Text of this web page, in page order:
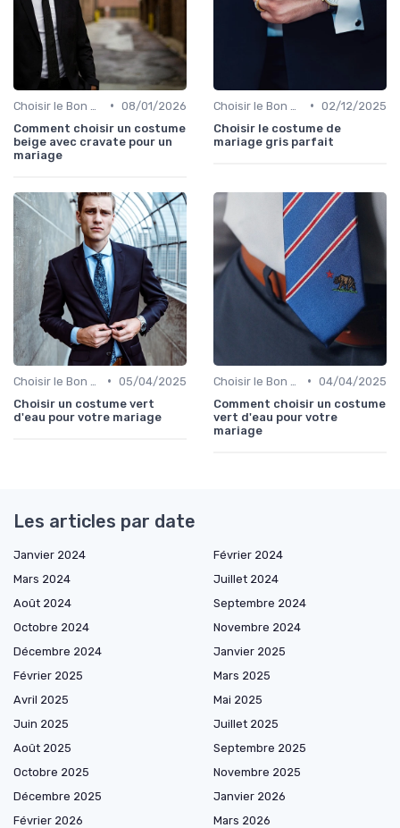
• 08/01/2026
Comment choisir un costume
beige avec cravate pour un
mariage
• 02/12/2025
Choisir le costume de
mariage gris parfait
• 05/04/2025
Choisir un costume vert
d'eau pour votre mariage
• 04/04/2025
Comment choisir un costume
vert d'eau pour votre
mariage
Les articles par date
Janvier 2024
Février 2024
Mars 2024
Juillet 2024
Août 2024
Septembre 2024
Octobre 2024
Novembre 2024
Décembre 2024
Janvier 2025
Février 2025
Mars 2025
Avril 2025
Mai 2025
Juin 2025
Juillet 2025
Août 2025
Septembre 2025
Octobre 2025
Novembre 2025
Décembre 2025
Janvier 2026
Février 2026
Mars 2026